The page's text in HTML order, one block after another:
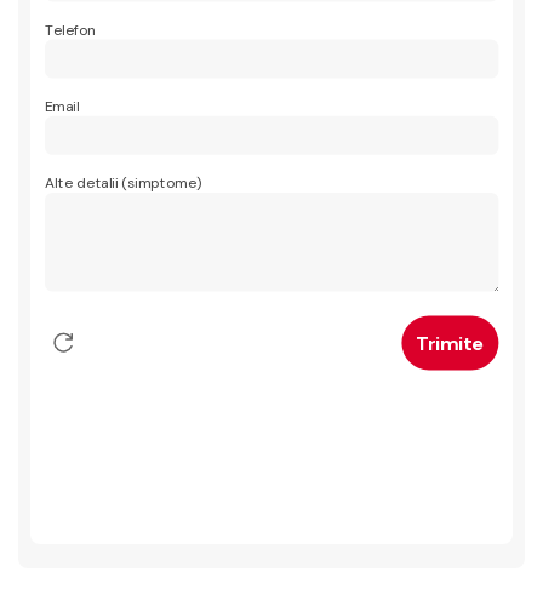
Telefon
Email
Alte detalii (simptome)